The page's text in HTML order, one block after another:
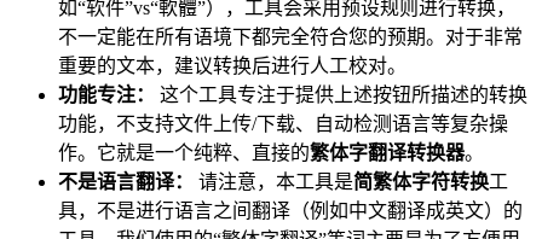
如“软件”vs“軟體”），工具会采用预设规则进行转换，
不一定能在所有语境下都完全符合您的预期。对于非常
重要的文本，建议转换后进行人工校对。
功能专注：
这个工具专注于提供上述按钮所描述的转换
功能，不支持文件上传/下载、自动检测语言等复杂操
作。它就是一个纯粹、直接的繁体字翻译转换器。
不是语言翻译：
请注意，本工具是简繁体字符转换工
具，不是进行语言之间翻译（例如中文翻译成英文）的